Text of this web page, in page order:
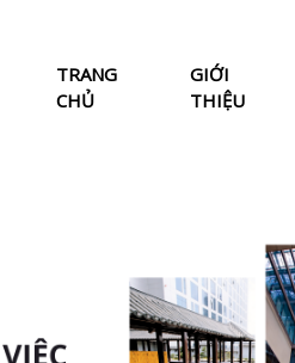
TRANG
CHỦ
GIỚI
THIỆU